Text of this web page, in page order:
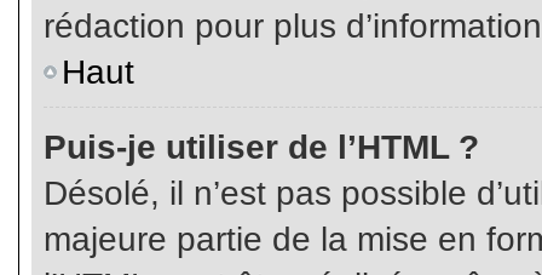
rédaction pour plus
Haut
Puis-je utiliser de l’HTML ?
Désolé, il n’est pas possible
majeure partie de la mise en